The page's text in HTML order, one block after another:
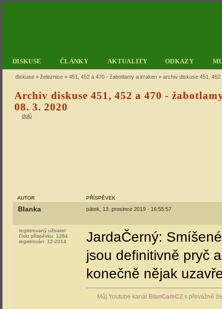
DISKUSE ČLÁNKY AKTUALITY ODKAZY
diskuse » železnice » 451, 452 a 470 - žabotlamy a kraken » archiv diskuse 451,
Archiv diskuse 451, 452 a 470 -
08. 3. 2020
dolů
AUTOR PŘÍSPĚVEK
Blanka pátek, 13. prosince 2019 - 16:55:57
registrovaný uživatel
číslo příspěvku: 1284
registrován: 12-2014
JardaČerný:
jsou definitivně pryč
konečně nějak
Můj Youtube kanál BlanCamCZ s převážně